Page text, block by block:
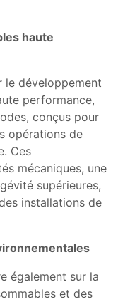
haute
le développement
performance,
conçus pour
opérations de
Ces
mécaniques, une
supérieures,
installations de
également sur la
et des